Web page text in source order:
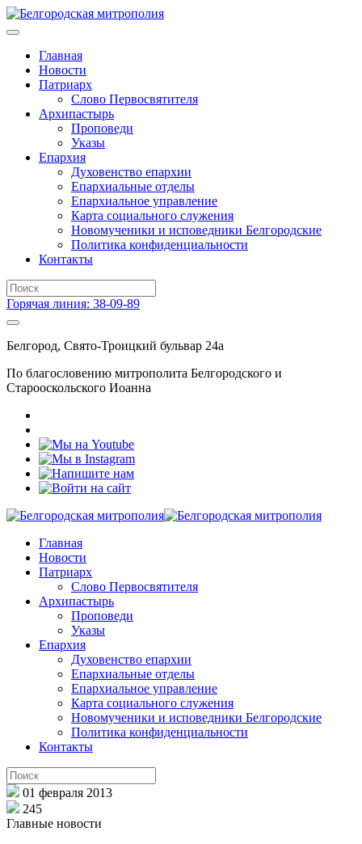
Главная
Новости
Патриарх
Слово Первосвятителя
Архипастырь
Проповеди
Указы
Епархия
Духовенство епархии
Епархиальные отделы
Епархиальное управление
Карта социального служения
Новомученики и исповедники Белгородские
Политика конфиденциальности
Контакты
Горячая линия: 38-09-89
Белгород, Свято-Троицкий бульвар 24а
По благословению митрополита Белгородского и
Старооскольского Иоанна
Главная
Новости
Патриарх
Слово Первосвятителя
Архипастырь
Проповеди
Указы
Епархия
Духовенство епархии
Епархиальные отделы
Епархиальное управление
Карта социального служения
Новомученики и исповедники Белгородские
Политика конфиденциальности
Контакты
01 февраля 2013
245
Главные новости